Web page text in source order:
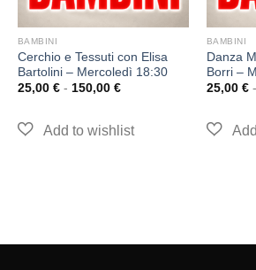
BAMBINI
Cerchio e Tessuti con Elisa
Bartolini – Mercoledì 18:30
25,00 € - 150,00 €
BAMBINI
Danza
Borri –
25,00 € -